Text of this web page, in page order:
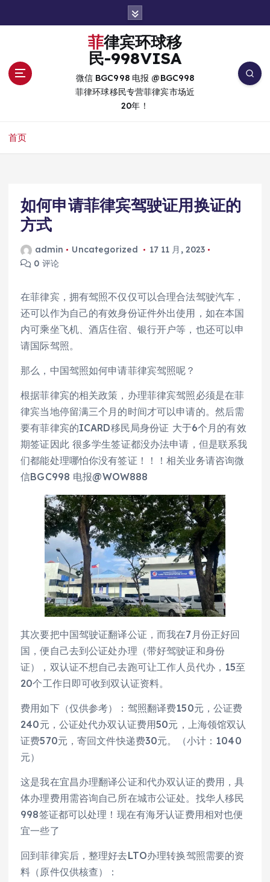
菲律宾环球移
民-998VISA
微信 BGC998 电报 @BGC998
菲律环球移民专营菲律宾市场近
20年！
首页
如何申请菲律宾驾驶证用换证的
方式
admin Uncategorized
17 11 月, 2023
0 评论
在菲律宾，拥有驾照不仅仅可以合理合法驾驶汽车，
还可以作为自己的有效身份证件外出使用，如在本国
内可乘坐飞机、酒店住宿、银行开户等，也还可以申
请国际驾照。
那么，中国驾照如何申请菲律宾驾照呢？
根据菲律宾的相关政策，办理菲律宾驾照必须是在菲
律宾当地停留满三个月的时间才可以申请的。然后需
要有菲律宾的ICARD移民局身份证 大于6个月的有效
期签证因此 很多学生签证都没办法申请，但是联系我
们都能处理哪怕你没有签证！！！相关业务请咨询微
信BGC998 电报@WOW888
其次要把中国驾驶证翻译公证，而我在7月份正好回
国，便自己去到公证处办理（带好驾驶证和身份
证），双认证不想自己去跑可让工作人员代办，15至
20个工作日即可收到双认证资料。
费用如下（仅供参考）：驾照翻译费150元，公证费
240元，公证处代办双认证费用50元，上海领馆双认
证费570元，寄回文件快递费30元。（小计：1040
元）
这是我在宜昌办理翻译公证和代办双认证的费用，具
体办理费用需咨询自己所在城市公证处。找华人移民
998签证都可以处理！现在有海牙认证费用相对也便
宜一些了
回到菲律宾后，整理好去LTO办理转换驾照需要的资
料（原件仅供核查）：